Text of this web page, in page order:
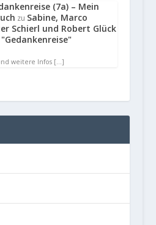
(7a) – Mein
zu Sabine, Marco
Schierl und Robert Glück
weitere Infos […]